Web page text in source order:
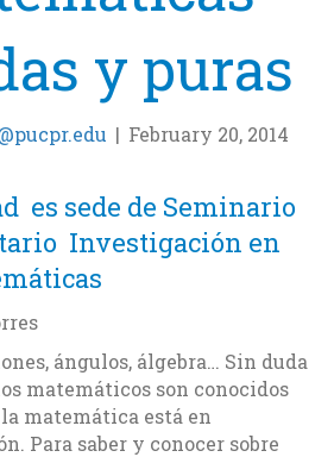
y puras
| February 20, 2014
es sede de Seminario
Investigación en
ángulos, álgebra… Sin duda
matemáticos son conocidos
matemática está en
Para saber y conocer sobre